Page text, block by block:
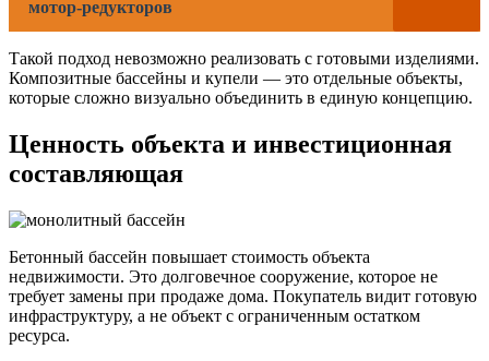
мотор-редукторов
Такой подход невозможно реализовать с готовыми изделиями.
Композитные бассейны и купели — это отдельные объекты,
которые сложно визуально объединить в единую концепцию.
Ценность объекта и инвестиционная
составляющая
Бетонный бассейн повышает стоимость объекта
недвижимости. Это долговечное сооружение, которое не
требует замены при продаже дома. Покупатель видит готовую
инфраструктуру, а не объект с ограниченным остатком
ресурса.